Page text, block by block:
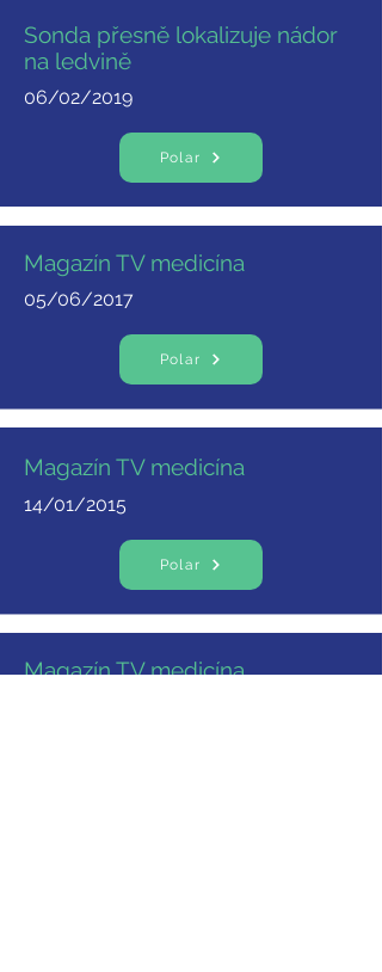
Sonda přesně lokalizuje nádor
na ledvině
06/02/2019
Polar
Magazín TV medicína
05/06/2017
Polar
Magazín TV medicína
14/01/2015
Polar
Magazín TV medicína